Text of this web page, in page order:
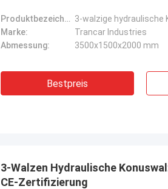
Produktbezeichnung: 3-walzige hydraulische
Marke:
Trancar Industries
Abmessung:
3500x1500x2000 mm
Bestpreis
3-Walzen Hydraulische
CE-Zertifizierung